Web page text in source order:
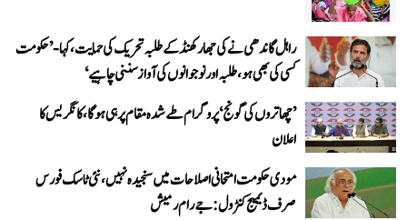
راہل گاندھی نے کی جھارکھنڈ کے طلبہ تحریک کی حمایت، کہا- ’حکومت
کسی کی بھی ہو، طلبہ اور نوجوانوں کی آواز سننی چاہیے‘
’چھاتروں کی گونج‘ پروگرام طے شدہ مقام پر ہی ہوگا، کانگریس کا
اعلان
مودی حکومت امتحانی اصلاحات میں سنجیدہ نہیں، نئی ٹاسک فورس
صرف ڈیمیج کنٹرول: جے رام رمیش